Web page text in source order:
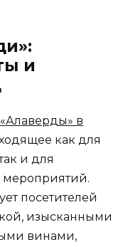
и
в
как для
и для
мероприятий.
посетителей
изысканными
винами,